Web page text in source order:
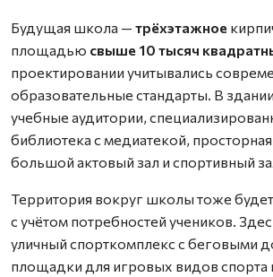
Будущая школа — трёхэтажное
площадью свыше 10 тысяч
проектировании учитывались
образовательные стандарты. В
учебные аудитории,
библиотека с медиатекой,
большой актовый зал и спортивный
Территория вокруг школы тоже
с учётом потребностей учеников.
уличный спорткомплекс с беговыми
площадки для игровых видов спорта